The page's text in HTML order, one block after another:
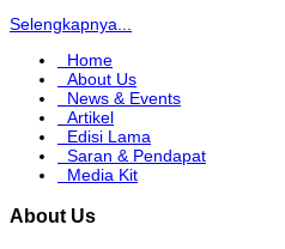
Selengkapnya...
Home
About Us
News & Events
Artikel
Edisi Lama
Saran & Pendapat
Media Kit
About Us